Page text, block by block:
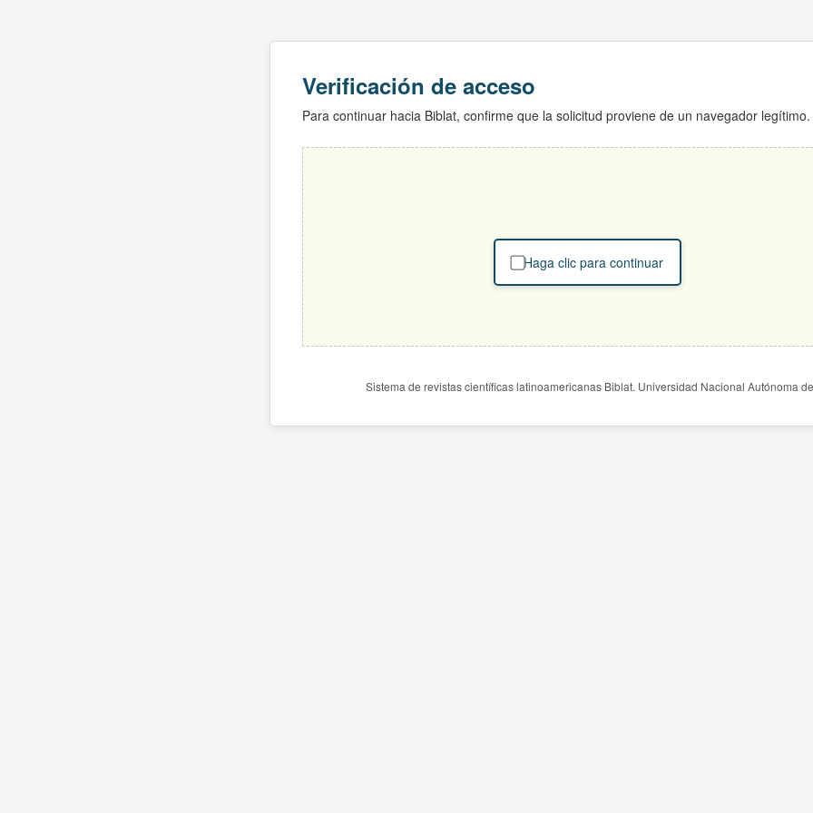
Verificación de acceso
Para continuar hacia Biblat, confirme que la solicitud proviene de un navegador legítimo.
Haga clic para continuar
Sistema de revistas científicas latinoamericanas Biblat. Universidad Nacional Autónoma